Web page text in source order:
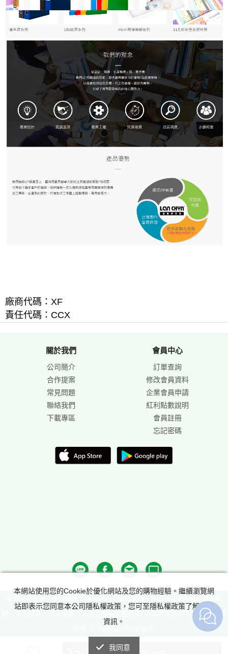
廠商代碼：XF
責任代碼：CCX
關於我們
公司簡介
合作提案
常見問題
聯絡我們
下載專區
會員中心
訂單查詢
修改會員資料
企業會員申請
紅利點數說明
會員註冊
忘記密碼
材，辦公傢具，體育用品，滿足所有辦公室需求! 永昌創新國際有限公司 版權
本網站使用您的Cookie於優化網站及您的購物經驗。繼續瀏覽網
站即表示您同意本公司隱私權政策，您可至隱私權政策了解詳細
資訊。
我同意